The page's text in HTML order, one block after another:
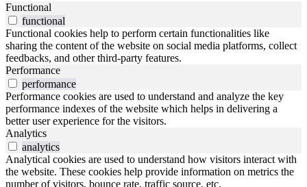
Functional
functional
Functional cookies help to perform certain functionalities like
sharing the content of the website on social media platforms, collect
feedbacks, and other third-party features.
Performance
performance
Performance cookies are used to understand and analyze the key
performance indexes of the website which helps in delivering a
better user experience for the visitors.
Analytics
analytics
Analytical cookies are used to understand how visitors interact with
the website. These cookies help provide information on metrics the
number of visitors, bounce rate, traffic source, etc.